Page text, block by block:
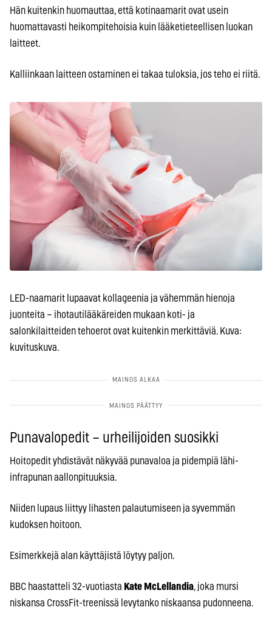
Hän kuitenkin huomauttaa, että kotinaamarit ovat usein
huomattavasti heikompitehoisia kuin lääketieteellisen luokan
laitteet.
Kalliinkaan laitteen ostaminen ei takaa tuloksia, jos teho ei riitä.
LED-naamarit lupaavat kollageenia ja vähemmän hienoja
juonteita – ihotautilääkäreiden mukaan koti- ja
salonkilaitteiden teho­erot ovat kuitenkin merkittäviä. Kuva:
kuvituskuva.
Punavalopedit – urheilijoiden suosikki
Hoitopedit yhdistävät näkyvää punavaloa ja pidempiä lähi-
infrapunan aallonpituuksia.
Niiden lupaus liittyy lihasten palautumiseen ja syvemmän
kudoksen hoitoon.
Esimerkkejä alan käyttäjistä löytyy paljon.
BBC haastatteli 32-vuotiasta Kate McLellandia, joka mursi
niskansa CrossFit-treenissä levytanko niskaansa pudonneena.